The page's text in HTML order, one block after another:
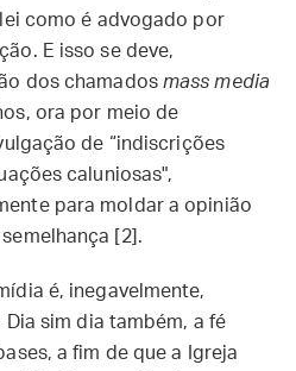
como é advogado por
E isso se deve,
dos chamados mass media
ora por meio de
de “indiscrições
caluniosas",
para moldar a opinião
[2].
é, inegavelmente,
sim dia também, a fé
a fim de que a Igreja